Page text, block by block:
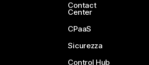
Contact
Center
CPaaS
Sicurezza
Control Hub